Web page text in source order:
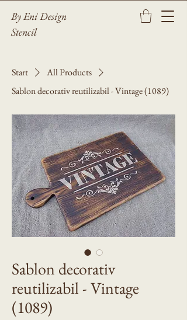
By Eni Design
Stencil
Start
All Products
Sablon decorativ reutilizabil - Vintage (1089)
Sablon decorativ
reutilizabil - Vintage
(1089)